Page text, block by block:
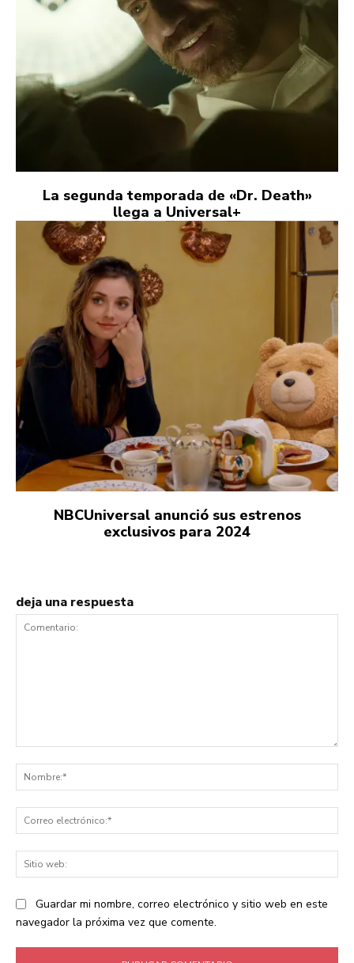
La segunda temporada de «Dr. Death»
llega a Universal+
NBCUniversal anunció sus estrenos
exclusivos para 2024
deja una respuesta
Guardar mi nombre, correo electrónico y sitio web en este
navegador la próxima vez que comente.